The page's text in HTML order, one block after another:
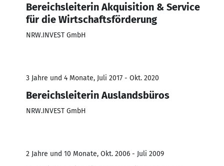
Bereichsleiterin Akquisition & Service
für die Wirtschaftsförderung
NRW.INVEST GmbH
3 Jahre und 4 Monate, Juli 2017 - Okt. 2020
Bereichsleiterin Auslandsbüros
NRW.INVEST GmbH
2 Jahre und 10 Monate, Okt. 2006 - Juli 2009